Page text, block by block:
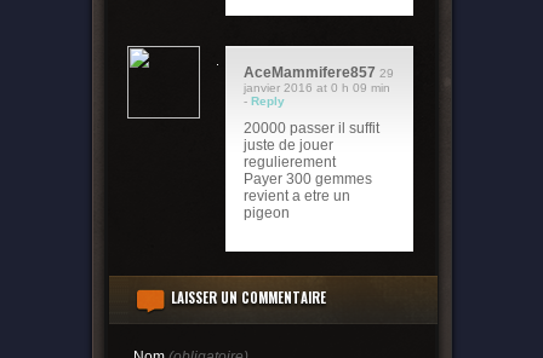
AceMammifere857 29
janvier 2016 at 0 h 09 min
- Reply
20000 passer il suffit
juste de jouer
regulierement
Payer 300 gemmes
revient a etre un
pigeon
LAISSER UN COMMENTAIRE